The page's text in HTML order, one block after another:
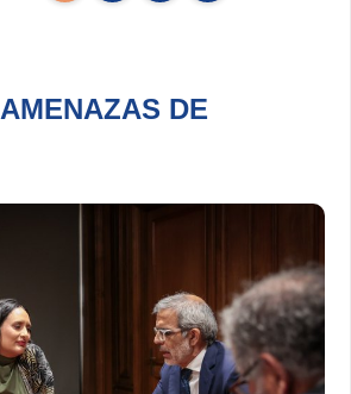
AMENAZAS DE